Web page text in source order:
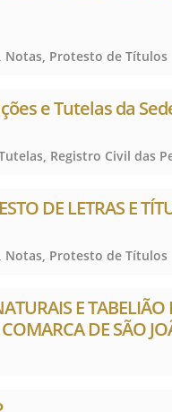
Protesto de Títulos
e Tutelas da
DE LETRAS E
Protesto de Títulos
E
DE SÃO